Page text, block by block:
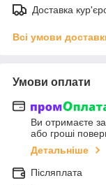
Доставка
Всі умови
Умови оплати
Ви отримаєте
або гроші
Детальніше
Післяплата